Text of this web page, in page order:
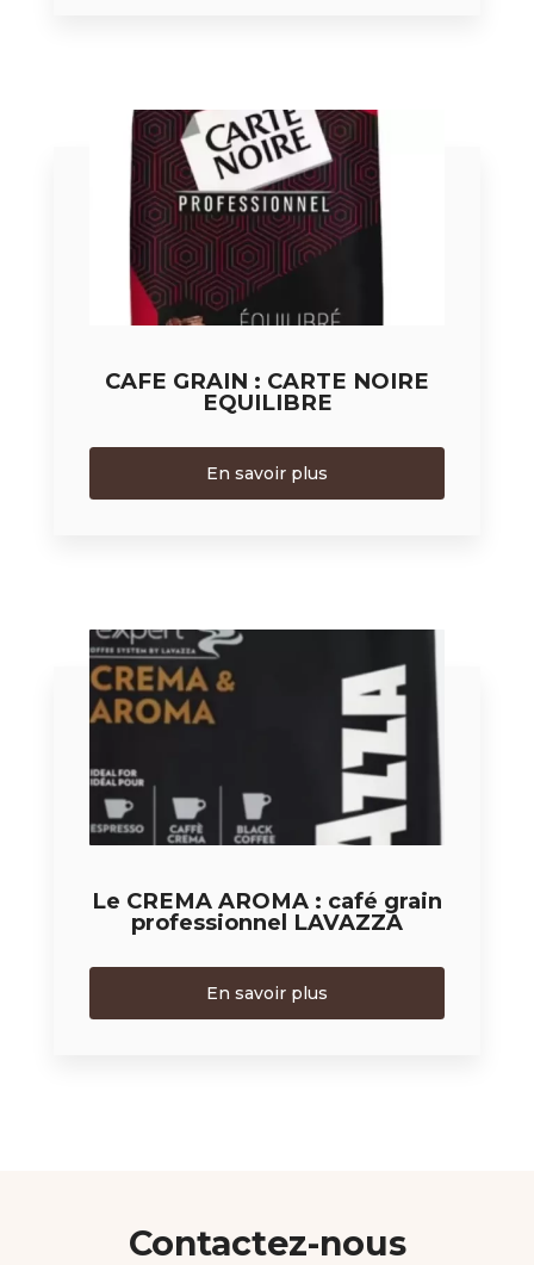
CAFE GRAIN : CARTE NOIRE
EQUILIBRE
En savoir plus
Le CREMA AROMA : café grain
professionnel LAVAZZA
En savoir plus
Contactez-nous